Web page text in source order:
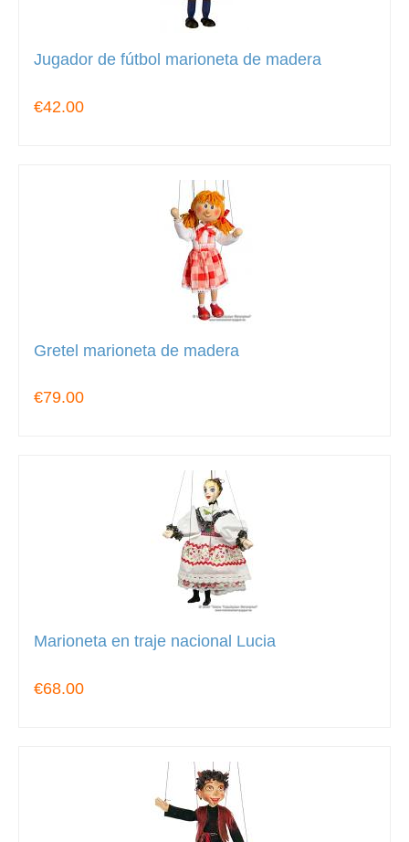
Jugador de fútbol marioneta de madera
€42.00
Gretel marioneta de madera
€79.00
Marioneta en traje nacional Lucia
€68.00